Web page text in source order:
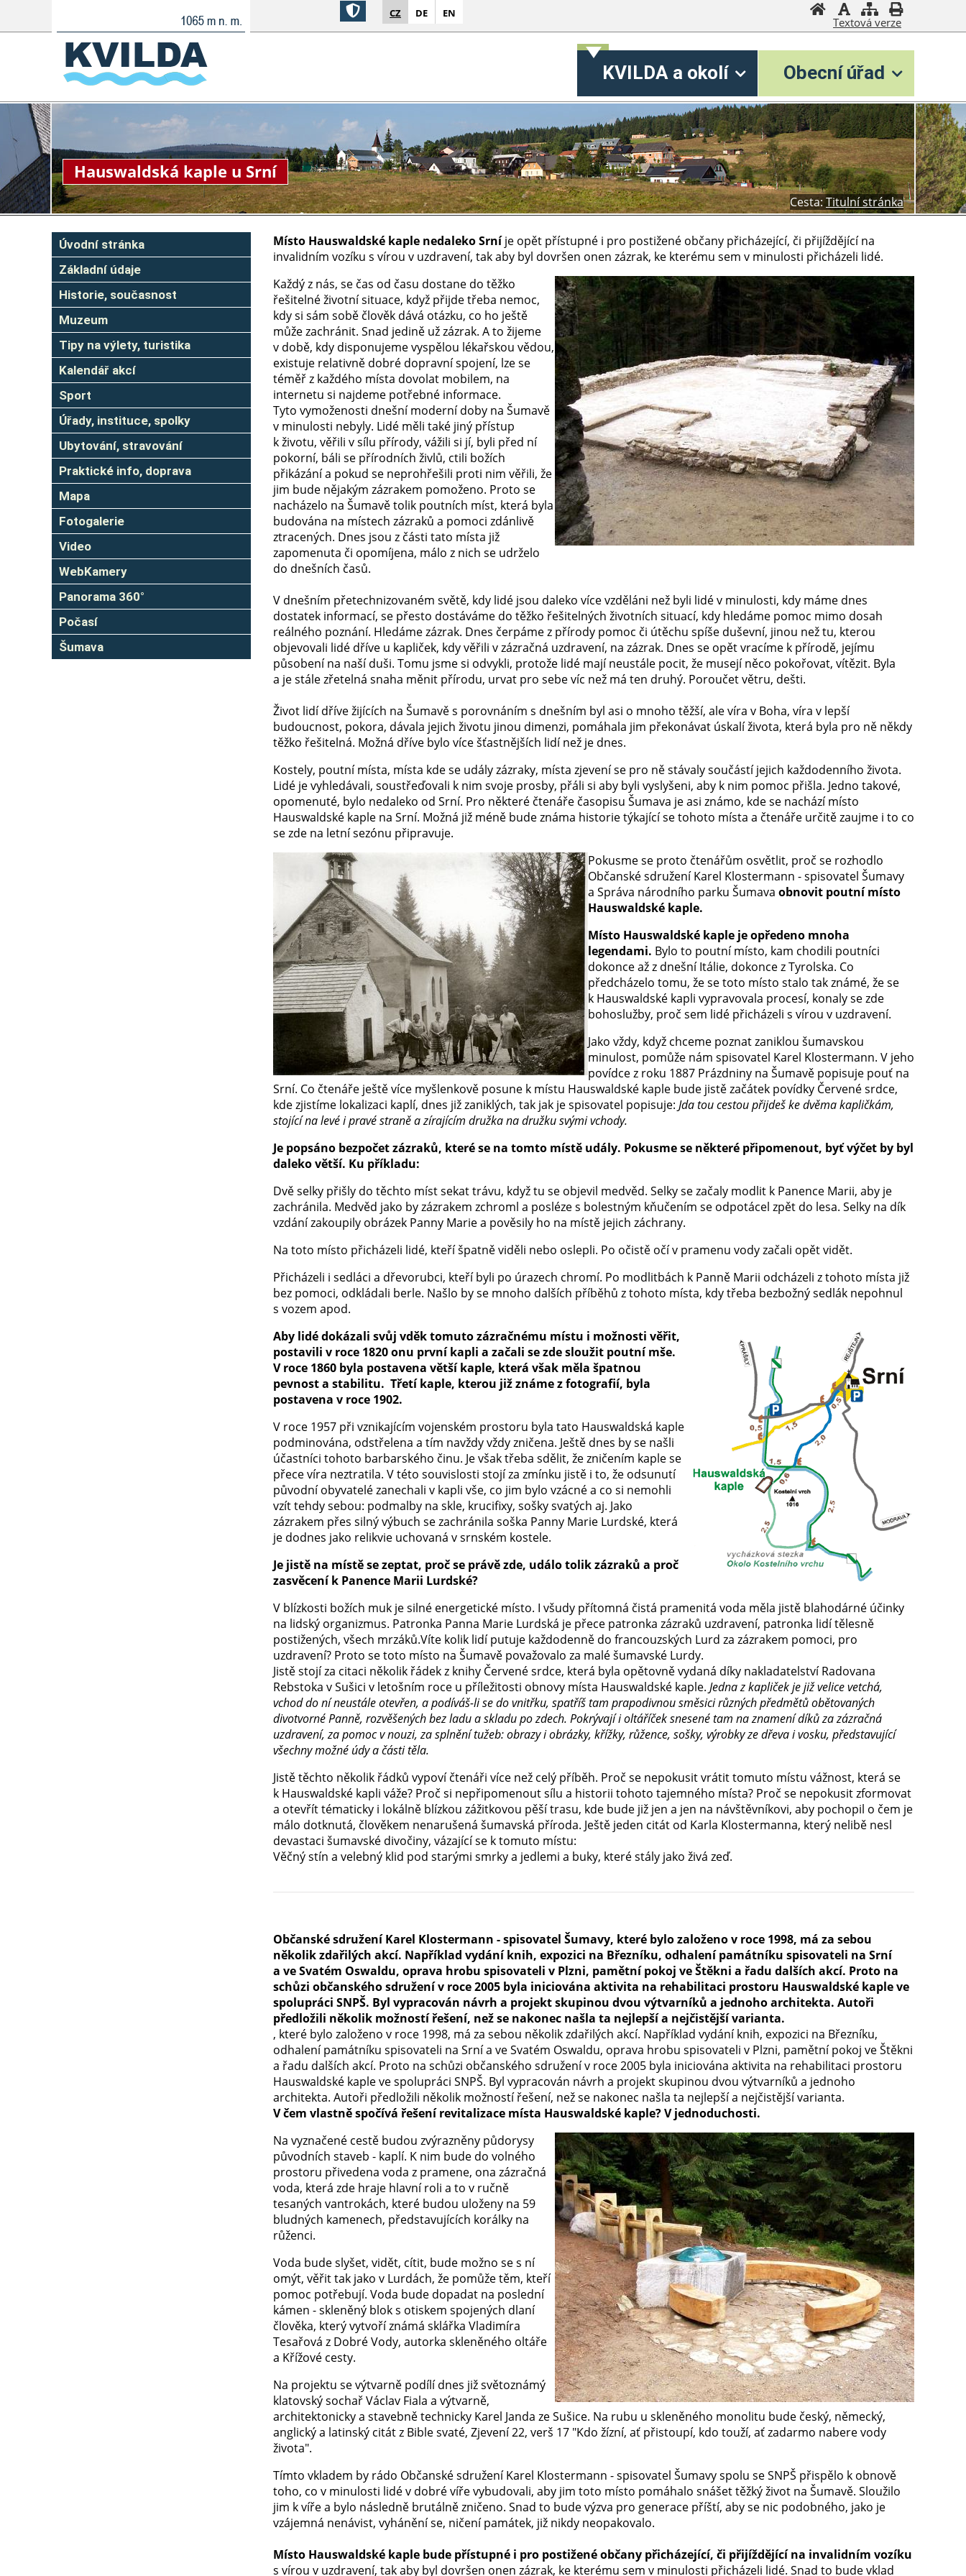
CZ DE EN
Textová verze
KVILDA a okolí Obecní úřad
Hauswaldská kaple u Srní
Cesta: Titulní stránka
Úvodní stránka
Základní údaje
Historie, současnost
Muzeum
Tipy na výlety, turistika
Kalendář akcí
Sport
Úřady, instituce, spolky
Ubytování, stravování
Praktické info, doprava
Mapa
Fotogalerie
Video
WebKamery
Panorama 360°
Počasí
Šumava
Místo Hauswaldské kaple nedaleko Srníje opět přístupné i pro postižené občany přicházející, či přijíždějící na
invalidním vozíku s vírou v uzdravení, tak aby byl dovršen onen zázrak, ke kterému sem v minulosti přicházeli lidé.
Každý z nás, se čas od času dostane do těžko
řešitelné životní situace, když přijde třeba nemoc,
kdy si sám sobě člověk dává otázku, co ho ještě
může zachránit. Snad jedině už zázrak. A to žijeme
v době, kdy disponujeme vyspělou lékařskou vědou,
existuje relativně dobré dopravní spojení, lze se
téměř z každého místa dovolat mobilem, na
internetu si najdeme potřebné informace.
Tyto vymoženosti dnešní moderní doby na Šumavě
v minulosti nebyly. Lidé měli také jiný přístup
k životu, věřili v sílu přírody, vážili si jí, byli před ní
pokorní, báli se přírodních živlů, ctili božích
přikázání a pokud se neprohřešili proti nim věřili, že
jim bude nějakým zázrakem pomoženo. Proto se
nacházelo na Šumavě tolik poutních míst, která byla
budována na místech zázraků a pomoci zdánlivě
ztracených. Dnes jsou z části tato místa již
zapomenuta či opomíjena, málo z nich se udrželo
do dnešních časů.
V dnešním přetechnizovaném světě, kdy lidé jsou daleko více vzděláni než byli lidé v minulosti, kdy máme dnes
dostatek informací, se přesto dostáváme do těžko řešitelných životních situací, kdy hledáme pomoc mimo dosah
reálného poznání. Hledáme zázrak. Dnes čerpáme z přírody pomoc či útěchu spíše duševní, jinou než tu, kterou
objevovali lidé dříve u kapliček, kdy věřili v zázračná uzdravení, na zázrak. Dnes se opět vracíme k přírodě, jejímu
působení na naší duši. Tomu jsme si odvykli, protože lidé mají neustále pocit, že musejí něco pokořovat, vítězit. Byla
a je stále zřetelná snaha měnit přírodu, urvat pro sebe víc než má ten druhý. Poroučet větru, dešti.
Život lidí dříve žijících na Šumavě s porovnáním s dnešním byl asi o mnoho těžší, ale víra v Boha, víra v lepší
budoucnost, pokora, dávala jejich životu jinou dimenzi, pomáhala jim překonávat úskalí života, která byla pro ně někdy
těžko řešitelná. Možná dříve bylo více šťastnějších lidí než je dnes.
Kostely, poutní místa, místa kde se udály zázraky, místa zjevení se pro ně stávaly součástí jejich každodenního života.
Lidé je vyhledávali, soustřeďovali k nim svoje prosby, přáli si aby byli vyslyšeni, aby k nim pomoc přišla. Jedno takové,
opomenuté, bylo nedaleko od Srní. Pro některé čtenáře časopisu Šumava je asi známo, kde se nachází místo
Hauswaldské kaple na Srní. Možná již méně bude známa historie týkající se tohoto místa a čtenáře určitě zaujme i to co
se zde na letní sezónu připravuje.
Pokusme se proto čtenářům osvětlit, proč se rozhodlo
Občanské sdružení Karel Klostermann - spisovatel Šumavy
a Správa národního parku Šumava obnovit poutní místo
Hauswaldské kaple.
Místo Hauswaldské kaple je opředeno mnoha
legendami. Bylo to poutní místo, kam chodili poutníci
dokonce až z dnešní Itálie, dokonce z Tyrolska. Co
předcházelo tomu, že se toto místo stalo tak známé, že se
k Hauswaldské kapli vypravovala procesí, konaly se zde
bohoslužby, proč sem lidé přicházeli s vírou v uzdravení.
Jako vždy, když chceme poznat zaniklou šumavskou
minulost, pomůže nám spisovatel Karel Klostermann. V jeho
povídce z roku 1887 Prázdniny na Šumavě popisuje pouť na
Srní. Co čtenáře ještě více myšlenkově posune k místu Hauswaldské kaple bude jistě začátek povídky Červené srdce,
kde zjistíme lokalizaci kaplí, dnes již zaniklých, tak jak je spisovatel popisuje: Jda tou cestou přijdeš ke dvěma kapličkám,
stojící na levé i pravé straně a zírajícím družka na družku svými vchody.
Je popsáno bezpočet zázraků, které se na tomto místě udály. Pokusme se některé připomenout, byť výčet by byl
daleko větší. Ku příkladu:
Dvě selky přišly do těchto míst sekat trávu, když tu se objevil medvěd. Selky se začaly modlit k Panence Marii, aby je
zachránila. Medvěd jako by zázrakem zchroml a posléze s bolestným kňučením se odpotácel zpět do lesa. Selky na dík
vzdání zakoupily obrázek Panny Marie a pověsily ho na místě jejich záchrany.
Na toto místo přicházeli lidé, kteří špatně viděli nebo oslepli. Po očistě očí v pramenu vody začali opět vidět.
Přicházeli i sedláci a dřevorubci, kteří byli po úrazech chromí. Po modlitbách k Panně Marii odcházeli z tohoto místa již
bez pomoci, odkládali berle. Našlo by se mnoho dalších příběhů z tohoto místa, kdy třeba bezbožný sedlák nepohnul
s vozem apod.
Aby lidé dokázali svůj vděk tomuto zázračnému místu i možnosti věřit,
postavili v roce 1820 onu první kapli a začali se zde sloužit poutní mše.
V roce 1860 byla postavena větší kaple, která však měla špatnou
pevnost a stabilitu. Třetí kaple, kterou již známe z fotografií, byla
postavena v roce 1902.
V roce 1957 při vznikajícím vojenském prostoru byla tato Hauswaldská kaple
podminována, odstřelena a tím navždy vždy zničena. Ještě dnes by se našli
účastníci tohoto barbarského činu. Je však třeba sdělit, že zničením kaple se
přece víra neztratila. V této souvislosti stojí za zmínku jistě i to, že odsunutí
původní obyvatelé zanechali v kapli vše, co jim bylo vzácné a co si nemohli
vzít tehdy sebou: podmalby na skle, krucifixy, sošky svatých aj. Jako
zázrakem přes silný výbuch se zachránila soška Panny Marie Lurdské, která
je dodnes jako relikvie uchovaná v srnském kostele.
Je jistě na místě se zeptat, proč se právě zde, událo tolik zázraků a proč
zasvěcení k Panence Marii Lurdské?
V blízkosti božích muk je silné energetické místo. I všudy přítomná čistá pramenitá voda měla jistě blahodárné účinky
na lidský organizmus. Patronka Panna Marie Lurdská je přece patronka zázraků uzdravení, patronka lidí tělesně
postižených, všech mrzáků.Víte kolik lidí putuje každodenně do francouzských Lurd za zázrakem pomoci, pro
uzdravení? Proto se toto místo na Šumavě považovalo za malé šumavské Lurdy.
Jistě stojí za citaci několik řádek z knihy Červené srdce, která byla opětovně vydaná díky nakladatelství Radovana
Rebstoka v Sušici v letošním roce u příležitosti obnovy místa Hauswaldské kaple. Jedna z kapliček je již velice vetchá,
vchod do ní neustále otevřen, a podíváš-li se do vnitřku, spatříš tam prapodivnou směsici různých předmětů obětovaných
divotvorné Panně, rozvěšených bez ladu a skladu po zdech. Pokrývají i oltáříček snesené tam na znamení díků za zázračná
uzdravení, za pomoc v nouzi, za splnění tužeb: obrazy i obrázky, křížky, růžence, sošky, výrobky ze dřeva i vosku, představující
všechny možné údy a části těla.
Jistě těchto několik řádků vypoví čtenáři více než celý příběh. Proč se nepokusit vrátit tomuto místu vážnost, která se
k Hauswaldské kapli váže? Proč si nepřipomenout sílu a historii tohoto tajemného místa? Proč se nepokusit zformovat
a otevřít tématicky i lokálně blízkou zážitkovou pěší trasu, kde bude již jen a jen na návštěvníkovi, aby pochopil o čem je
málo dotknutá, člověkem nenarušená šumavská příroda. Ještě jeden citát od Karla Klostermanna, který nelibě nesl
devastaci šumavské divočiny, vázající se k tomuto místu:
Věčný stín a velebný klid pod starými smrky a jedlemi a buky, které stály jako živá zeď.
Občanské sdružení Karel Klostermann - spisovatel Šumavy, které bylo založeno v roce 1998, má za sebou
několik zdařilých akcí. Například vydání knih, expozici na Březníku, odhalení památníku spisovateli na Srní
a ve Svatém Oswaldu, oprava hrobu spisovateli v Plzni, pamětní pokoj ve Štěkni a řadu dalších akcí. Proto na
schůzi občanského sdružení v roce 2005 byla iniciována aktivita na rehabilitaci prostoru Hauswaldské kaple ve
spolupráci SNPŠ. Byl vypracován návrh a projekt skupinou dvou výtvarníků a jednoho architekta. Autoři
předložili několik možností řešení, než se nakonec našla ta nejlepší a nejčistější varianta.
, které bylo založeno v roce 1998, má za sebou několik zdařilých akcí. Například vydání knih, expozici na Březníku,
odhalení památníku spisovateli na Srní a ve Svatém Oswaldu, oprava hrobu spisovateli v Plzni, pamětní pokoj ve Štěkni
a řadu dalších akcí. Proto na schůzi občanského sdružení v roce 2005 byla iniciována aktivita na rehabilitaci prostoru
Hauswaldské kaple ve spolupráci SNPŠ. Byl vypracován návrh a projekt skupinou dvou výtvarníků a jednoho
architekta. Autoři předložili několik možností řešení, než se nakonec našla ta nejlepší a nejčistější varianta.
V čem vlastně spočívá řešení revitalizace místa Hauswaldské kaple? V jednoduchosti.
Na vyznačené cestě budou zvýrazněny půdorysy
původních staveb - kaplí. K nim bude do volného
prostoru přivedena voda z pramene, ona zázračná
voda, která zde hraje hlavní roli a to v ručně
tesaných vantrokách, které budou uloženy na 59
bludných kamenech, představujících korálky na
růženci.
Voda bude slyšet, vidět, cítit, bude možno se s ní
omýt, věřit tak jako v Lurdách, že pomůže těm, kteří
pomoc potřebují. Voda bude dopadat na poslední
kámen - skleněný blok s otiskem spojených dlaní
člověka, který vytvoří známá sklářka Vladimíra
Tesařová z Dobré Vody, autorka skleněného oltáře
a Křížové cesty.
Na projektu se výtvarně podílí dnes již světoznámý
klatovský sochař Václav Fiala a výtvarně,
architektonicky a stavebně technicky Karel Janda ze Sušice. Na rubu u skleněného monolitu bude český, německý,
anglický a latinský citát z Bible svaté, Zjevení 22, verš 17 "Kdo žízní, ať přistoupí, kdo touží, ať zadarmo nabere vody
života".
Tímto vkladem by rádo Občanské sdružení Karel Klostermann - spisovatel Šumavy spolu se SNPŠ přispělo k obnově
toho, co v minulosti lidé v dobré víře vybudovali, aby jim toto místo pomáhalo snášet těžký život na Šumavě. Sloužilo
jim k víře a bylo následně brutálně zničeno. Snad to bude výzva pro generace příští, aby se nic podobného, jako je
vzájemná nenávist, vyhánění se, ničení památek, již nikdy neopakovalo.
Místo Hauswaldské kaple bude přístupné i pro postižené občany přicházející, či přijíždějící na invalidním vozíku
s vírou v uzdravení, tak aby byl dovršen onen zázrak, ke kterému sem v minulosti přicházeli lidé. Snad to bude vklad